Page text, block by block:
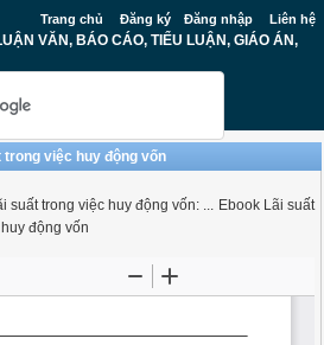
Trang chủ Đăng ký Đăng nhập Liên hệ
VĂN, BÁO CÁO, TIỂU LUẬN, GIÁO ÁN,
việc huy động vốn
suất trong việc huy động vốn: ... Ebook Lãi suất
động vốn